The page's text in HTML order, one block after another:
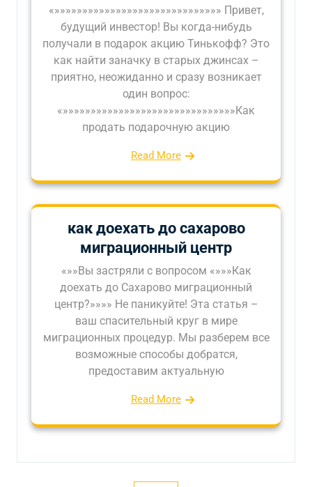
«»»»»»»»»»»»»»»»»»»»»»»»»»»»»»» Привет,
будущий инвестор! Вы когда-нибудь
получали в подарок акцию Тинькофф? Это
как найти заначку в старых джинсах –
приятно, неожиданно и сразу возникает
один вопрос:
«»»»»»»»»»»»»»»»»»»»»»»»»»»»»»»»Как
продать подарочную акцию
Read More
как доехать до сахарово
миграционный центр
«»»Вы застряли с вопросом «»»»Как
доехать до Сахарово миграционный
центр?»»»» Не паникуйте! Эта статья –
ваш спасительный круг в мире
миграционных процедур. Мы разберем все
возможные способы добратся,
предоставим актуальную
Read More